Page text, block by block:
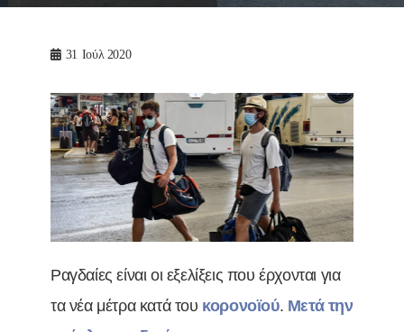
31 Ιούλ 2020
Ραγδαίες είναι οι εξελίξεις που έρχονται για
τα νέα μέτρα κατά του κορονοϊού. Μετά την